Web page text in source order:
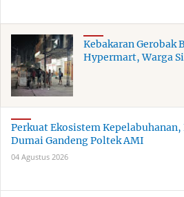
Kebakaran Gerobak
Hypermart, Warga
Perkuat Ekosistem Kepelabuhanan,
Dumai Gandeng Poltek AMI
04 Agustus 2026